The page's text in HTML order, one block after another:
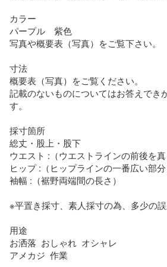
カラー
パープル　紫色
写真や概要表（写真）をご覧下さい。
寸法
概要表（写真）をご覧ください。
記載のないものについてはお答えでき
す。
採寸箇所
総丈・股上・股下
ウエスト :（ウエストラインの前後を真
ヒップ :（ヒップラインの一番広い部分
袖幅 :（裾野両端間の長さ）
※平置き採寸、素人採寸の為、多少の誤
用途
お洒落  おしゃれ  オシャレ
アメカジ  作業